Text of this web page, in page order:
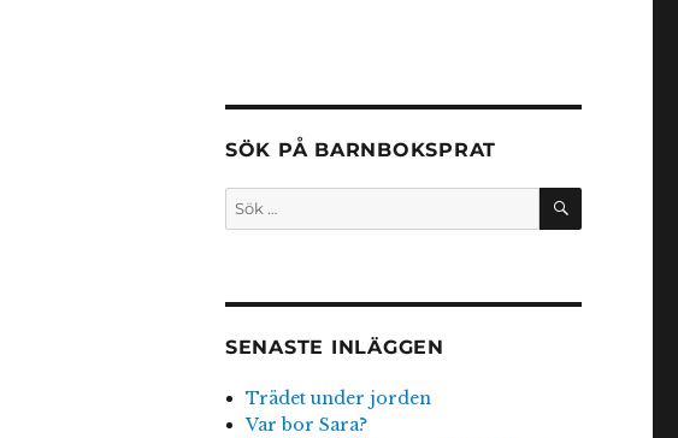
SÖK PÅ BARNBOKSPRAT
Sök
efter:
SÖK
SENASTE INLÄGGEN
Trädet under jorden
Var bor Sara?